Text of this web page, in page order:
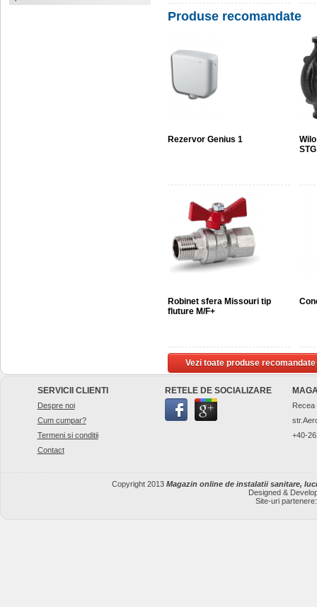
Produse recomandate
Rezervor Genius 1
Robinet sfera Missouri tip
fluture M/F+
Vezi toate produse recomandate
SERVICII CLIENTI
Despre noi
Cum cumpar?
Termeni si conditii
Contact
RETELE DE SOCIALIZARE
Recea
+40-
Copyright 2013 Magazin online de instalatii sanitare,
Designed &
Site-uri